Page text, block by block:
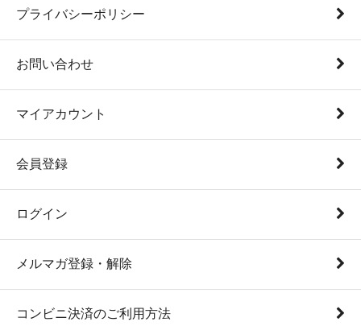
プライバシーポリシー
お問い合わせ
マイアカウント
会員登録
ログイン
メルマガ登録・解除
コンビニ決済のご利用方法